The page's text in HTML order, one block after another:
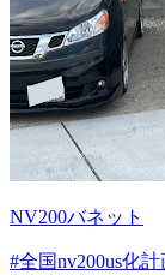
NV200バネット
#全国nv200us化計